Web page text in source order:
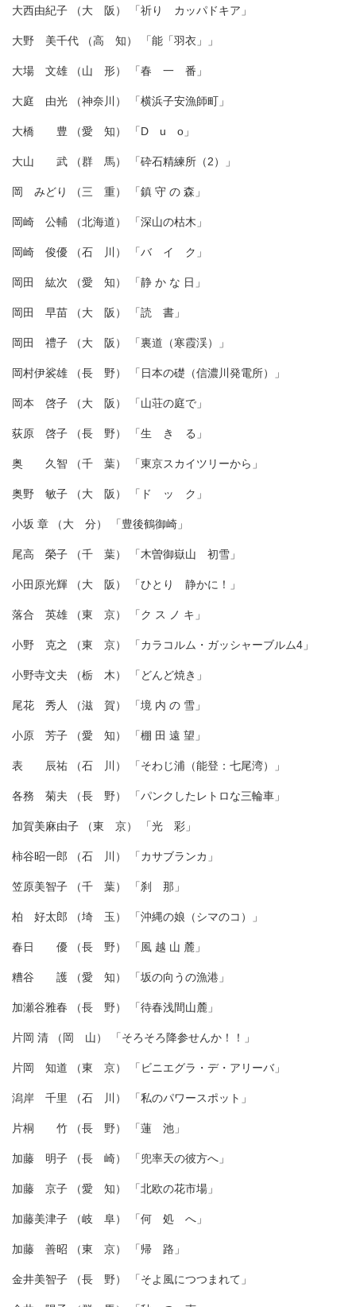
大西由紀子 （大 阪） 「祈り カッパドキア」
大野 美千代 （高 知） 「能「羽衣」」
大場 文雄 （山 形） 「春 一 番」
大庭 由光 （神奈川） 「横浜子安漁師町」
大橋 豊 （愛 知） 「D u o」
大山 武 （群 馬） 「砕石精練所（2）」
岡 みどり （三 重） 「鎮 守 の 森」
岡崎 公輔 （北海道） 「深山の枯木」
岡崎 俊優 （石 川） 「バ イ ク」
岡田 紘次 （愛 知） 「静 か な 日」
岡田 早苗 （大 阪） 「読 書」
岡田 禮子 （大 阪） 「裏道（寒霞渓）」
岡村伊裟雄 （長 野） 「日本の礎（信濃川発電所）」
岡本 啓子 （大 阪） 「山荘の庭で」
荻原 啓子 （長 野） 「生 き る」
奥 久智 （千 葉） 「東京スカイツリーから」
奥野 敏子 （大 阪） 「ド ッ ク」
小坂 章 （大 分） 「豊後鶴御崎」
尾高 榮子 （千 葉） 「木曽御嶽山 初雪」
小田原光輝 （大 阪） 「ひとり 静かに！」
落合 英雄 （東 京） 「ク ス ノ キ」
小野 克之 （東 京） 「カラコルム・ガッシャーブルム4」
小野寺文夫 （栃 木） 「どんど焼き」
尾花 秀人 （滋 賀） 「境 内 の 雪」
小原 芳子 （愛 知） 「棚 田 遠 望」
表 辰祐 （石 川） 「そわじ浦（能登：七尾湾）」
各務 菊夫 （長 野） 「パンクしたレトロな三輪車」
加賀美麻由子 （東 京） 「光 彩」
柿谷昭一郎 （石 川） 「カサブランカ」
笠原美智子 （千 葉） 「刹 那」
柏 好太郎 （埼 玉） 「沖縄の娘（シマのコ）」
春日 優 （長 野） 「風 越 山 麓」
糟谷 護 （愛 知） 「坂の向うの漁港」
加瀬谷雅春 （長 野） 「待春浅間山麓」
片岡 清 （岡 山） 「そろそろ降参せんか！！」
片岡 知道 （東 京） 「ビニエグラ・デ・アリーバ」
潟岸 千里 （石 川） 「私のパワースポット」
片桐 竹 （長 野） 「蓮 池」
加藤 明子 （長 崎） 「兜率天の彼方へ」
加藤 京子 （愛 知） 「北欧の花市場」
加藤美津子 （岐 阜） 「何 処 へ」
加藤 善昭 （東 京） 「帰 路」
金井美智子 （長 野） 「そよ風につつまれて」